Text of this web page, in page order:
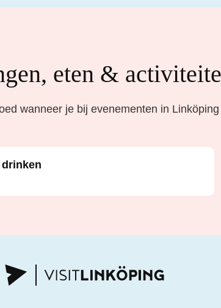
eten &
wanneer je bij evenementen in